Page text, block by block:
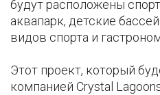
будут расположены
аквапарк, детские
видов спорта и
Этот проект, который
компанией Crystal